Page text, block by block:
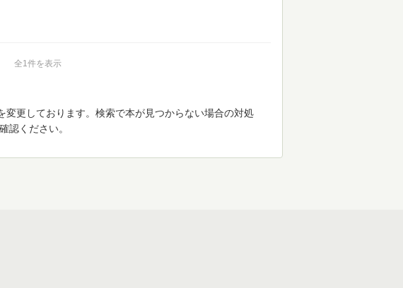
全1件を表示
変更しております。検索で本が見つからない場合の対処
認ください。